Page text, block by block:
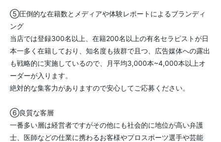
⑤圧倒的な在籍数とメディアや体験レポートによるブランディ
ング
当店では登録300名以上、在籍200名以上の有名セラピストが日
本一多く在籍しており、知名度も抜群で且つ、広告媒体への露出
も戦略的に実施しているので、月平均3,000本~4,000本以上オ
ーダーが入ります。
絶対的な集客力がありますので安心してご応募ください。
➅良質な客層
一番多い層は経営者ですがその他にも社会的に地位が高い弁護
士、医師などの仕業に携わるお客様やプロスポーツ選手や芸能